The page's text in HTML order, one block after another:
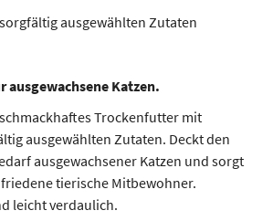
ausgewählten Zutaten
Katzen.
Trockenfutter mit
ausgewählten Zutaten. Deckt den
ausgewachsener Katzen und sorgt
tierische Mitbewohner.
leicht verdaulich.